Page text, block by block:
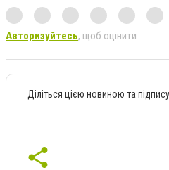
Авторизуйтесь, щоб оцінити
Діліться цією новиною та